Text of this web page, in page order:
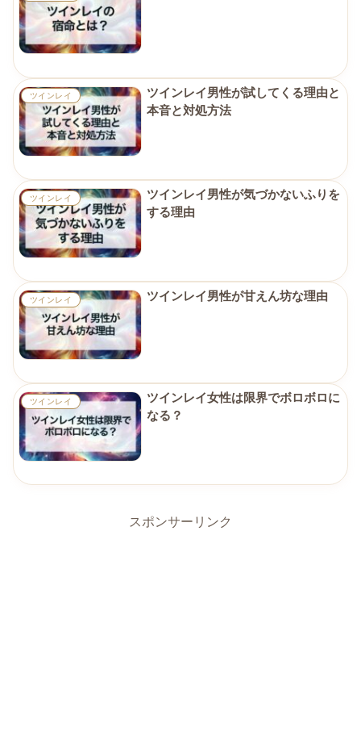
ツインレイ
ツインレイ男性が試してくる理由と
本音と対処方法
ツインレイ
ツインレイ男性が気づかないふりを
する理由
ツインレイ ツインレイ男性が甘えん坊な理由
ツインレイ
ツインレイ女性は限界でボロボロに
なる？
スポンサーリンク